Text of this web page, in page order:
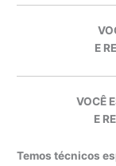
E
VOCÊ
E
Temos técnicos